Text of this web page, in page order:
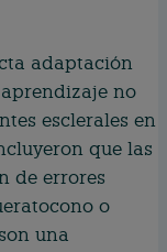
adaptación
no
esclerales en
que las
de errores
o
una